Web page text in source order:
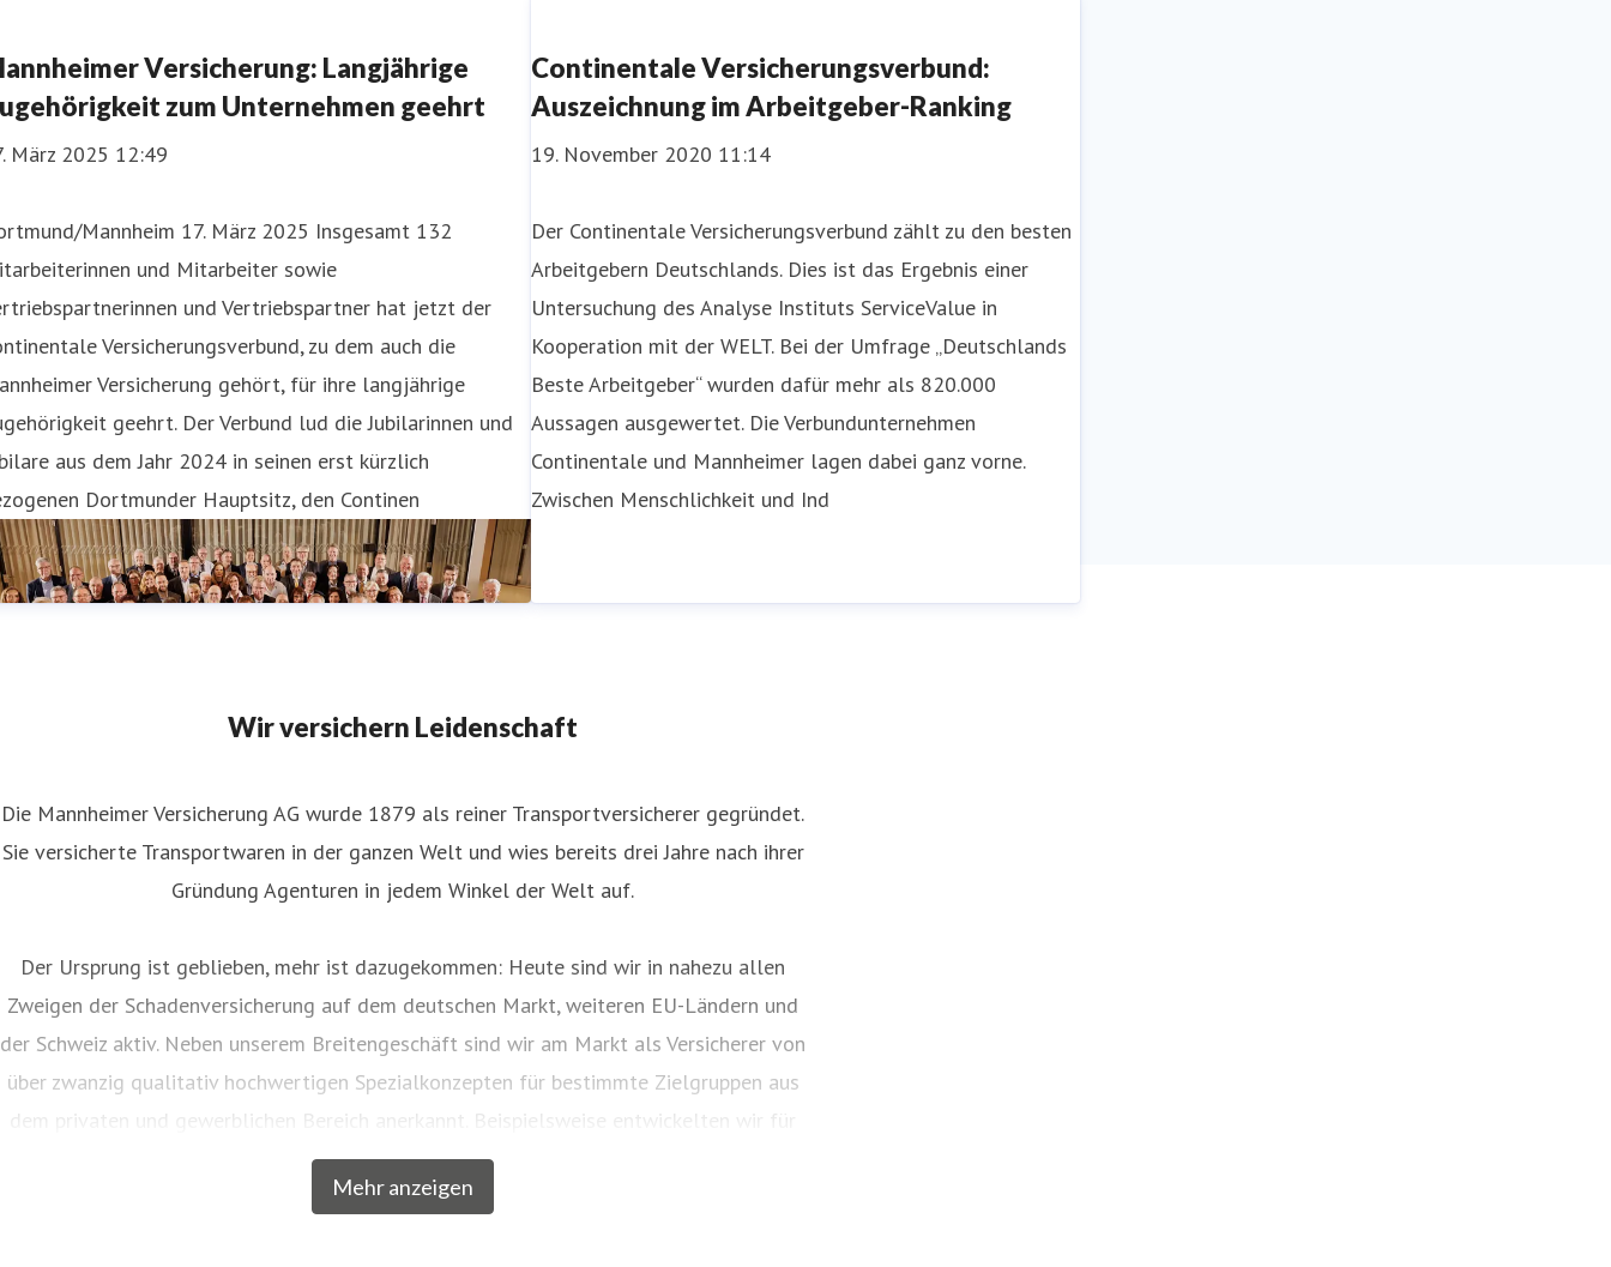
Versicherung: Langjährige
zum Unternehmen geehrt
März 2025 12:49
Mannheim 17. März 2025 Insgesamt 132
und Mitarbeiter sowie
und Vertriebspartner hat jetzt der
Versicherungsverbund, zu dem auch die
Versicherung gehört, für ihre langjährige
geehrt. Der Verbund lud die Jubilarinnen und
aus dem Jahr 2024 in seinen erst kürzlich
Dortmunder Hauptsitz, den Continen
Continentale Versicherungsverbund:
Auszeichnung im Arbeitgeber-Ranking
19. November 2020 11:14
Der Continentale Versicherungsverbund zählt zu den besten
Arbeitgebern Deutschlands. Dies ist das Ergebnis einer
Untersuchung des Analyse Instituts ServiceValue in
Kooperation mit der WELT. Bei der Umfrage „Deutschlands
Beste Arbeitgeber“ wurden dafür mehr als 820.000
Aussagen ausgewertet. Die Verbundunternehmen
Continentale und Mannheimer lagen dabei ganz vorne.
Zwischen Menschlichkeit und Ind
Wir versichern Leidenschaft
Mehr anzeigen
Die Mannheimer Versicherung AG wurde 1879 als reiner Transportversicherer gegründet.
Sie versicherte Transportwaren in der ganzen Welt und wies bereits drei Jahre nach ihrer
Gründung Agenturen in jedem Winkel der Welt auf.
Der Ursprung ist geblieben, mehr ist dazugekommen: Heute sind wir in nahezu allen
Zweigen der Schadenversicherung auf dem deutschen Markt, weiteren EU-Ländern und
der Schweiz aktiv. Neben unserem Breitengeschäft sind wir am Markt als Versicherer von
über zwanzig qualitativ hochwertigen Spezialkonzepten für bestimmte Zielgruppen aus
dem privaten und gewerblichen Bereich anerkannt. Beispielsweise entwickelten wir für
Musiker, Galeristen und Juweliere komplette Absicherungspakete. Diese tragen
charakteristische Markennamen wie SINFONIMA®, ARTIMA® und VALORIMA®.